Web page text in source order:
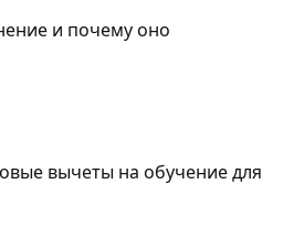
и почему оно
вычеты на обучение для